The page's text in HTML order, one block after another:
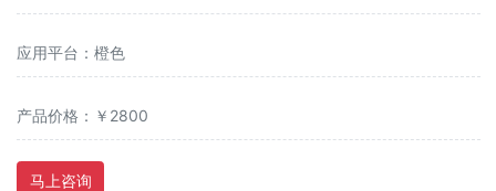
应用平台：橙色
产品价格：￥2800
马上咨询